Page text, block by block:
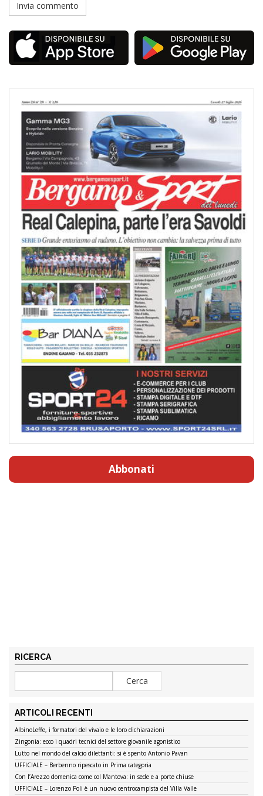
Abbonati
RICERCA
ARTICOLI RECENTI
AlbinoLeffe, i formatori del vivaio e le loro dichiarazioni
Zingonia: ecco i quadri tecnici del settore giovanile agonistico
Lutto nel mondo del calcio dilettanti: si è spento Antonio Pavan
UFFICIALE – Berbenno ripescato in Prima categoria
Con l’Arezzo domenica come col Mantova: in sede e a porte chiuse
UFFICIALE – Lorenzo Poli è un nuovo centrocampista del Villa Valle